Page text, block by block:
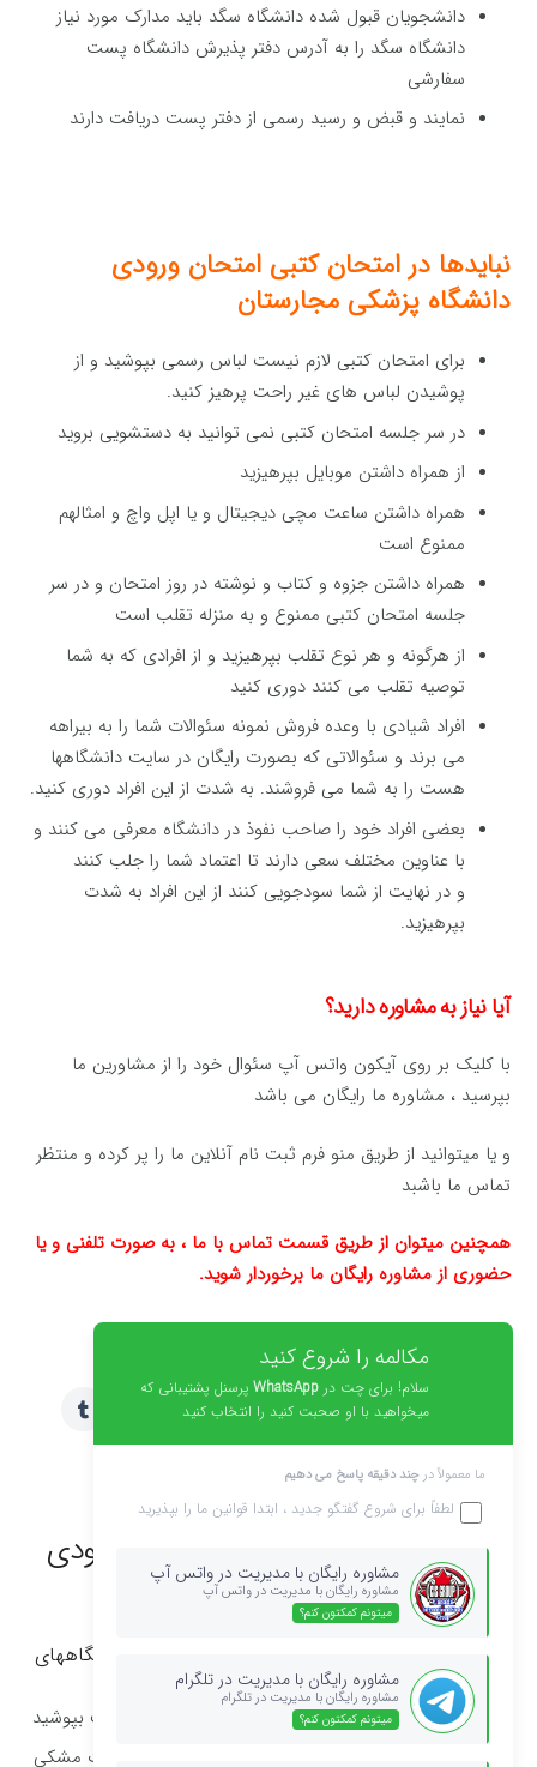
دانشجویان قبول شده دانشگاه سگد باید مدارک مورد نیاز
دانشگاه سگد را به آدرس دفتر پذیرش دانشگاه پست
سفارشی
نمایند و قبض و رسید رسمی از دفتر پست دریافت دارند
نبایدها در امتحان کتبی امتحان ورودی
دانشگاه پزشکی مجارستان
برای امتحان کتبی لازم نیست لباس رسمی بپوشید و از
پوشیدن لباس های غیر راحت پرهیز کنید.
در سر جلسه امتحان کتبی نمی توانید به دستشویی بروید
از همراه داشتن موبایل بپرهیزید
همراه داشتن ساعت مچی دیجیتال و یا اپل واچ و امثالهم
ممنوع است
همراه داشتن جزوه و کتاب و نوشته در روز امتحان و در سر
جلسه امتحان کتبی ممنوع و به منزله تقلب است
از هرگونه و هر نوع تقلب بپرهیزید و از افرادی که به شما
توصیه تقلب می کنند دوری کنید
افراد شیادی با وعده فروش نمونه سئوالات شما را به بیراهه
می برند و سئوالاتی که بصورت رایگان در سایت دانشگاهها
هست را به شما می فروشند. به شدت از این افراد دوری کنید.
بعضی افراد خود را صاحب نفوذ در دانشگاه معرفی می کنند و
با عناوین مختلف سعی دارند تا اعتماد شما را جلب کنند
و در نهایت از شما سودجویی کنند از این افراد به شدت
بپرهیزید.
آیا نیاز به مشاوره دارید؟
با کلیک بر روی آیکون واتس آپ سئوال خود را از مشاورین ما
بپرسید ، مشاوره ما رایگان می باشد
و یا میتوانید از طریق منو فرم ثبت نام آنلاین ما را پر کرده و منتظر
تماس ما باشبد
همچنین میتوان از طریق قسمت تماس با ما ، به صورت تلفنی و یا
حضوری از مشاوره رایگان ما برخوردار شوید.
با ما در ارتباط باشید
سوالات متداول نکات مهم امتحان ورودی
مجارستان
1- لباس مناسب آقایان برای امتحان ورودی دانشگاههای
مجارستان؟
برای مصاحبه شفاهی لباس رسمی اتوکشیده و مرتب بپوشید
لباس رسمی برای آقایان کت و شلوار مشکی و کراوات مشکی
مکالمه را شروع کنید
سلام! برای چت در WhatsApp پرسنل پشتیبانی که
میخواهید با او صحبت کنید را انتخاب کنید
ما معمولاً در چند دقیقه پاسخ می دهیم
لطفاً برای شروع گفتگو جدید ، ابتدا قوانین ما را بپذیرید
مشاوره رایگان با مدیریت در واتس آپ
مشاوره رایگان با مدیریت در واتس آپ
میتونم کمکتون کنم؟
مشاوره رایگان با مدیریت در تلگرام
مشاوره رایگان با مدیریت در تلگرام
میتونم کمکتون کنم؟